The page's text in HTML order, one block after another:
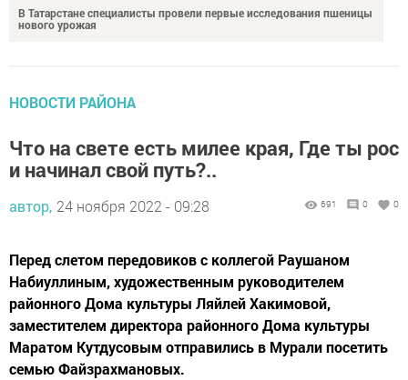
нового урожая
и начинал свой путь?..
24 ноября 2022 - 09:28
Набиуллиным, художественным руководителем
районного Дома культуры Ляйлей Хакимовой,
заместителем директора районного Дома культуры
Маратом Кутдусовым отправились в Мурали посетить
семью Файзрахмановых.